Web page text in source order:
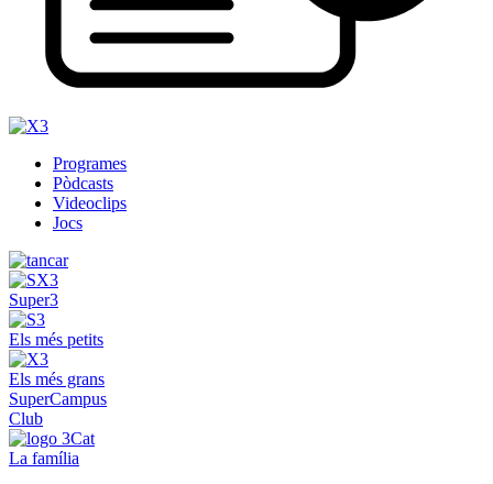
Programes
Pòdcasts
Videoclips
Jocs
Super3
Els més petits
Els més grans
SuperCampus
Club
La família